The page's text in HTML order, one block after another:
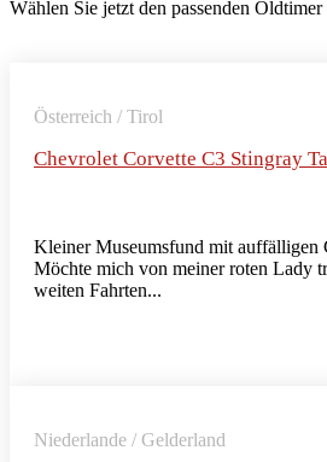
Wählen Sie jetzt den passenden Oldtimer
Österreich / Tirol
Chevrolet Corvette C3 Stingray
Kleiner Museumsfund mit auffälligen
Möchte mich von meiner roten Lady
weiten Fahrten...
Niederlande / Gelderland